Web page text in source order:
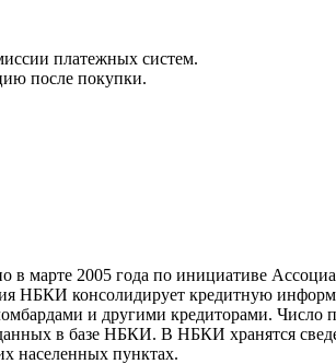
платежных систем.
после покупки.
2005 года по инициативе
НБКИ консолидирует кредитную
и другими кредиторами. Число
в базе НБКИ. В НБКИ хранятся
населенных пунктах.